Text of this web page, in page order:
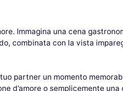
Immagina una cena
combinata con la vista
partner un momento
d’amore o semplicemente